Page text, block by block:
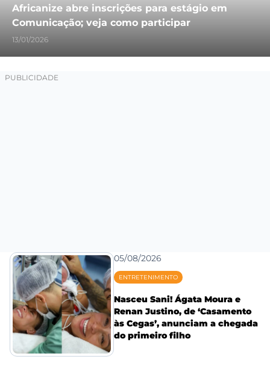
Africanize abre inscrições para estágio em
Comunicação; veja como participar
13/01/2026
05/08/2026
ENTRETENIMENTO
Nasceu Sani! Ágata Moura e
Renan Justino, de ‘Casamento
às Cegas’, anunciam a chegada
do primeiro filho